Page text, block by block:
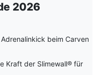
2026
beim Carven
Kraft der Slimewall® für